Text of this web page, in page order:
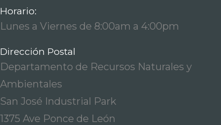
Horario:
Lunes a Viernes de 8:00am a 4:00pm
Dirección Postal
Departamento de Recursos Naturales y
Ambientales
San José Industrial Park
1375 Ave Ponce de León